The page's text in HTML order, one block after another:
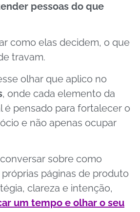
pessoas do que
como elas decidem, o que
travam.
olhar que aplico no
, onde cada elemento da
é pensado para fortalecer o
e não apenas ocupar
sobre como
páginas de produto
clareza e intenção,
um tempo e olhar o seu